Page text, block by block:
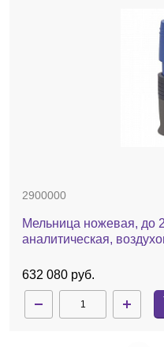
2900000
Мельница ножевая, до
аналитическая,
632 080 руб.